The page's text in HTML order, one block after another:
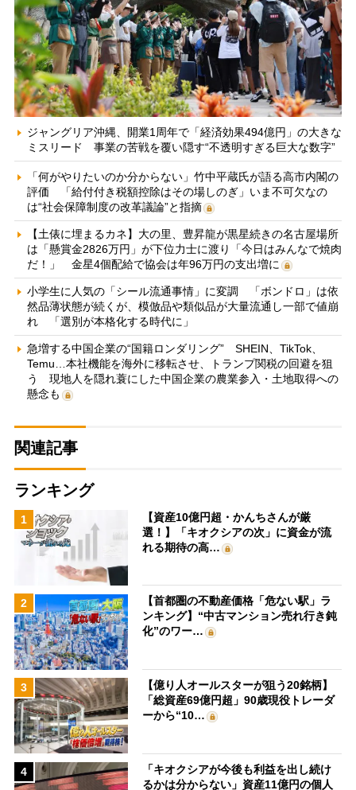
ジャングリア沖縄、開業1周年で「経済効果494億円」の大きな
ミスリード 事業の苦戦を覆い隠す“不透明すぎる巨大な数字”
「何がやりたいのか分からない」竹中平蔵氏が語る高市内閣の
評価 「給付付き税額控除はその場しのぎ」いま不可欠なの
は“社会保障制度の改革議論”と指摘
【土俵に埋まるカネ】大の里、豊昇龍が黒星続きの名古屋場所
は「懸賞金2826万円」が下位力士に渡り「今日はみんなで焼肉
だ！」 金星4個配給で協会は年96万円の支出増に
小学生に人気の「シール流通事情」に変調 「ボンドロ」は依
然品薄状態が続くが、模倣品や類似品が大量流通し一部で値崩
れ 「選別が本格化する時代に」
急増する中国企業の“国籍ロンダリング” SHEIN、TikTok、
Temu…本社機能を海外に移転させ、トランプ関税の回避を狙
う 現地人を隠れ蓑にした中国企業の農業参入・土地取得への
懸念も
関連記事
ランキング
1
【資産10億円超・かんちさんが厳
選！】「キオクシアの次」に資金が流
れる期待の高…
2
【首都圏の不動産価格「危ない駅」ラ
ンキング】“中古マンション売れ行き鈍
化”のワー…
3
【億り人オールスターが狙う20銘柄】
「総資産69億円超」90歳現役トレーダ
ーから“10…
4
「キオクシアが今後も利益を出し続け
るかは分からない」資産11億円の個人